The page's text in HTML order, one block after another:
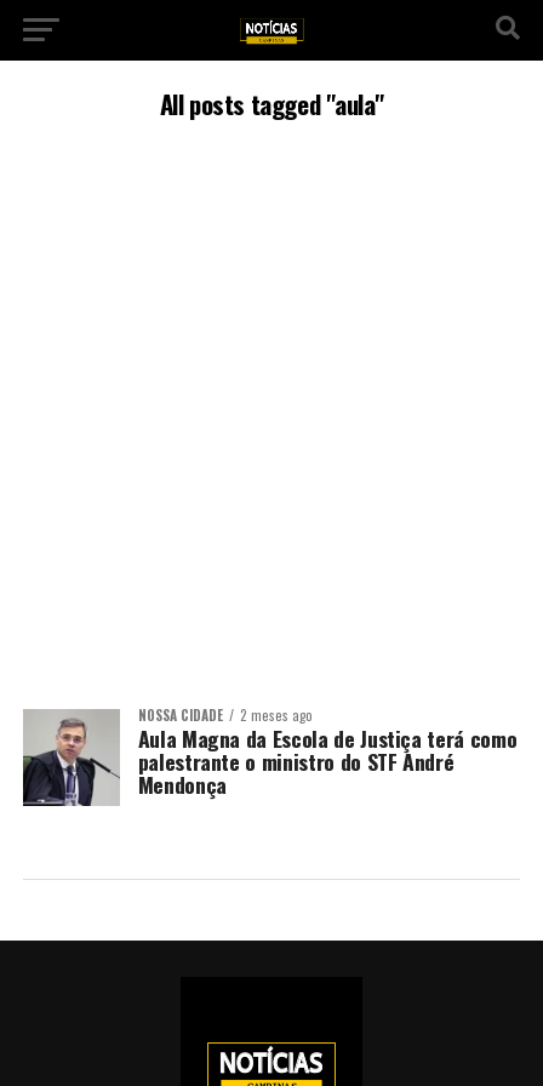
All posts tagged "aula"
NOSSA CIDADE 2 meses ago
Aula Magna da Escola de Justiça terá como
palestrante o ministro do STF André
Mendonça